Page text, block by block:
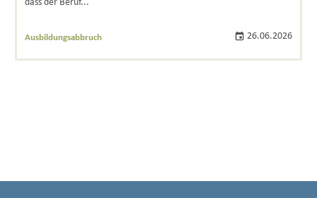
dass der Beruf...
Ausbildungsabbruch 26.06.2026